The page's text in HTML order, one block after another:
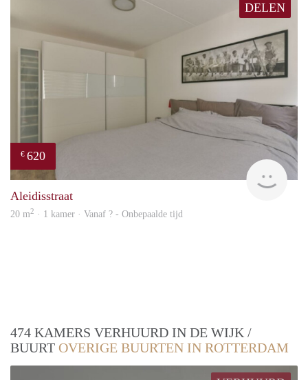
DELEN
€ 620
Aleidisstraat
20 m2 · 1 kamer · Vanaf ? - Onbepaalde tijd
474 KAMERS VERHUURD IN DE WIJK /
BUURT OVERIGE BUURTEN IN ROTTERDAM